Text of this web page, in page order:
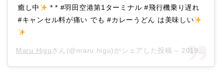
癒し中
* * #羽田空港第1ターミナル #飛行機乗り遅れ
#キャンセル料が痛い でも #カレーうどん は美味しい
Maru Higuさん(@maru.higu)がシェアした投稿 – 2019年 5月月23日午後9時41分PDT